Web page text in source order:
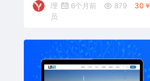
理
员
6个月前 879 30￥